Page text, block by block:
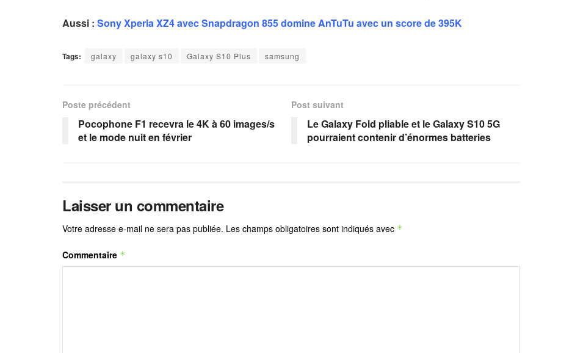
Aussi : Sony Xperia XZ4 avec Snapdragon 855 domine AnTuTu avec un score de 395K
Tags: galaxy galaxy s10 Galaxy S10 Plus samsung
Poste précédent
Pocophone F1 recevra le 4K à 60 images/s
et le mode nuit en février
Post suivant
Le Galaxy Fold pliable et le Galaxy S10 5G
pourraient contenir d’énormes batteries
Laisser un commentaire
Votre adresse e-mail ne sera pas publiée. Les champs obligatoires sont indiqués avec *
Commentaire *